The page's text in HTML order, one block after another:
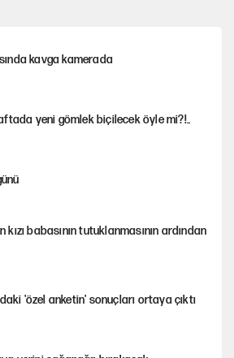
kavga kamerada
yeni gömlek biçilecek öyle mi?!..
kızı babasının tutuklanmasının ardından
'özel anketin' sonuçları ortaya çıktı